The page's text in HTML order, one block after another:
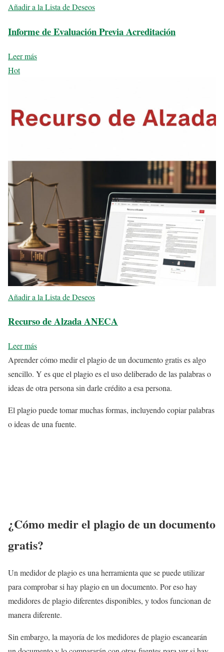
Añadir a la Lista de Deseos
Informe de Evaluación Previa Acreditación
Leer más
Hot
Añadir a la Lista de Deseos
Recurso de Alzada ANECA
Leer más
Aprender cómo medir el plagio de un documento gratis es algo
sencillo. Y es que el plagio es el uso deliberado de las palabras o
ideas de otra persona sin darle crédito a esa persona.
El plagio puede tomar muchas formas, incluyendo copiar palabras
o ideas de una fuente.
¿Cómo medir el plagio de un documento
gratis?
Un medidor de plagio es una herramienta que se puede utilizar
para comprobar si hay plagio en un documento. Por eso hay
medidores de plagio diferentes disponibles, y todos funcionan de
manera diferente.
Sin embargo, la mayoría de los medidores de plagio escanearán